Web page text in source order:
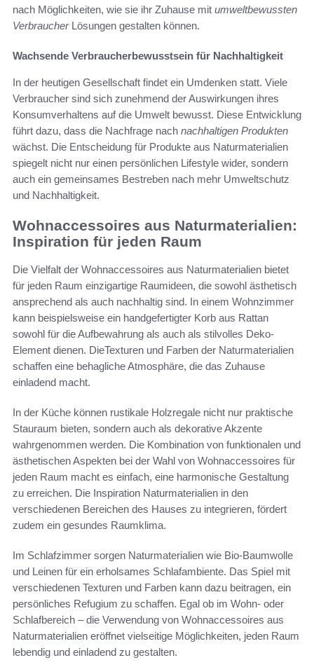
nach Möglichkeiten, wie sie ihr Zuhause mit umweltbewussten
VerbraucherLösungen gestalten können.
Wachsende Verbraucherbewusstsein für Nachhaltigkeit
In der heutigen Gesellschaft findet ein Umdenken statt. Viele
Verbraucher sind sich zunehmend der Auswirkungen ihres
Konsumverhaltens auf die Umwelt bewusst. Diese Entwicklung
führt dazu, dass die Nachfrage nach nachhaltigen Produkten
wächst. Die Entscheidung für Produkte aus Naturmaterialien
spiegelt nicht nur einen persönlichen Lifestyle wider, sondern
auch ein gemeinsames Bestreben nach mehr Umweltschutz
und Nachhaltigkeit.
Wohnaccessoires aus Naturmaterialien:
Inspiration für jeden Raum
Die Vielfalt der Wohnaccessoires aus Naturmaterialien bietet
für jeden Raum einzigartige Raumideen, die sowohl ästhetisch
ansprechend als auch nachhaltig sind. In einem Wohnzimmer
kann beispielsweise ein handgefertigter Korb aus Rattan
sowohl für die Aufbewahrung als auch als stilvolles Deko-
Element dienen. DieTexturen und Farben der Naturmaterialien
schaffen eine behagliche Atmosphäre, die das Zuhause
einladend macht.
In der Küche können rustikale Holzregale nicht nur praktische
Stauraum bieten, sondern auch als dekorative Akzente
wahrgenommen werden. Die Kombination von funktionalen und
ästhetischen Aspekten bei der Wahl von Wohnaccessoires für
jeden Raum macht es einfach, eine harmonische Gestaltung
zu erreichen. Die Inspiration Naturmaterialien in den
verschiedenen Bereichen des Hauses zu integrieren, fördert
zudem ein gesundes Raumklima.
Im Schlafzimmer sorgen Naturmaterialien wie Bio-Baumwolle
und Leinen für ein erholsames Schlafambiente. Das Spiel mit
verschiedenen Texturen und Farben kann dazu beitragen, ein
persönliches Refugium zu schaffen. Egal ob im Wohn- oder
Schlafbereich – die Verwendung von Wohnaccessoires aus
Naturmaterialien eröffnet vielseitige Möglichkeiten, jeden Raum
lebendig und einladend zu gestalten.